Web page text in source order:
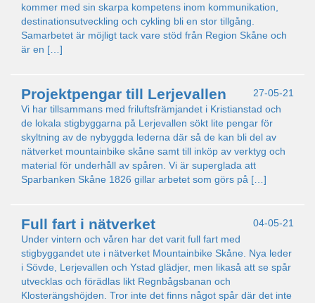
kommer med sin skarpa kompetens inom kommunikation,
destinationsutveckling och cykling bli en stor tillgång.
Samarbetet är möjligt tack vare stöd från Region Skåne och
är en […]
27-05-21
Projektpengar till Lerjevallen
Vi har tillsammans med friluftsfrämjandet i Kristianstad och
de lokala stigbyggarna på Lerjevallen sökt lite pengar för
skyltning av de nybyggda lederna där så de kan bli del av
nätverket mountainbike skåne samt till inköp av verktyg och
material för underhåll av spåren. Vi är superglada att
Sparbanken Skåne 1826 gillar arbetet som görs på […]
04-05-21
Full fart i nätverket
Under vintern och våren har det varit full fart med
stigbyggandet ute i nätverket Mountainbike Skåne. Nya leder
i Sövde, Lerjevallen och Ystad glädjer, men likaså att se spår
utvecklas och förädlas likt Regnbågsbanan och
Klosterängshöjden. Tror inte det finns något spår där det inte